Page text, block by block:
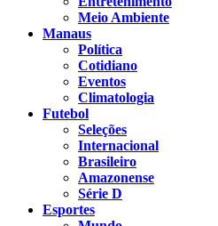
Meio Ambiente
Manaus
Política
Cotidiano
Eventos
Climatologia
Futebol
Seleções
Internacional
Brasileiro
Amazonense
Série D
Esportes